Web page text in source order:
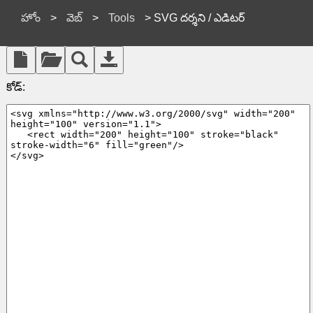
హోం > వెబ్ > Tools > SVG దర్శని / ఎడిటర్
కోడ్: